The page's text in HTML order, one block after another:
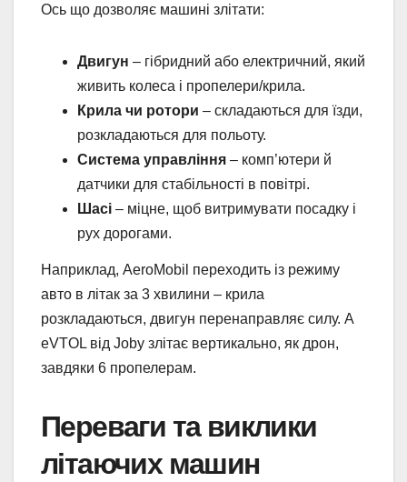
Ось що дозволяє машині злітати:
Двигун – гібридний або електричний, який
живить колеса і пропелери/крила.
Крила чи ротори – складаються для їзди,
розкладаються для польоту.
Система управління – комп’ютери й
датчики для стабільності в повітрі.
Шасі – міцне, щоб витримувати посадку і
рух дорогами.
Наприклад, AeroMobil переходить із режиму
авто в літак за 3 хвилини – крила
розкладаються, двигун перенаправляє силу. А
eVTOL від Joby злітає вертикально, як дрон,
завдяки 6 пропелерам.
Переваги та виклики
літаючих машин